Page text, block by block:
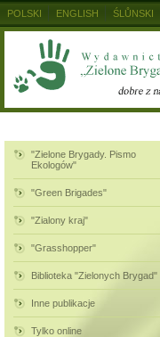
"Zielone Brygady. Pismo
Ekologów"
"Green Brigades"
"Zialony kraj"
"Grasshopper"
Biblioteka "Zielonych Brygad"
Inne publikacje
Tylko online
POLSKI ENGLISH ŚLŮNSKI